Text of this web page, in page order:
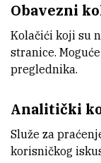
Zavod za fizičku
LABORATORIJ
ADRESA
Institut Ruđer
Bijenička 54
HR-10000 Zagreb
Obavezni
Kolačići koji su
stranice.
preglednika.
Analitički
Služe za
korisničkog